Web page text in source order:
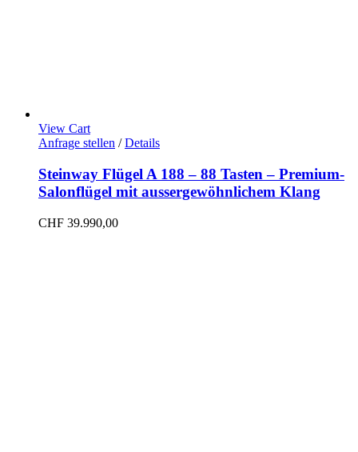
View Cart
Anfrage stellen / Details
Steinway Flügel A 188 – 88 Tasten – Premium-
Salonflügel mit aussergewöhnlichem Klang
CHF 39.990,00